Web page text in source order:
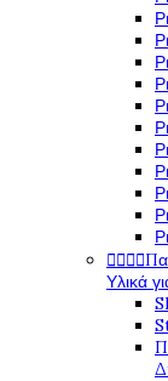
   
Υλικά